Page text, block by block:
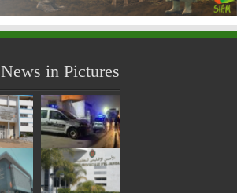
News in Pictures